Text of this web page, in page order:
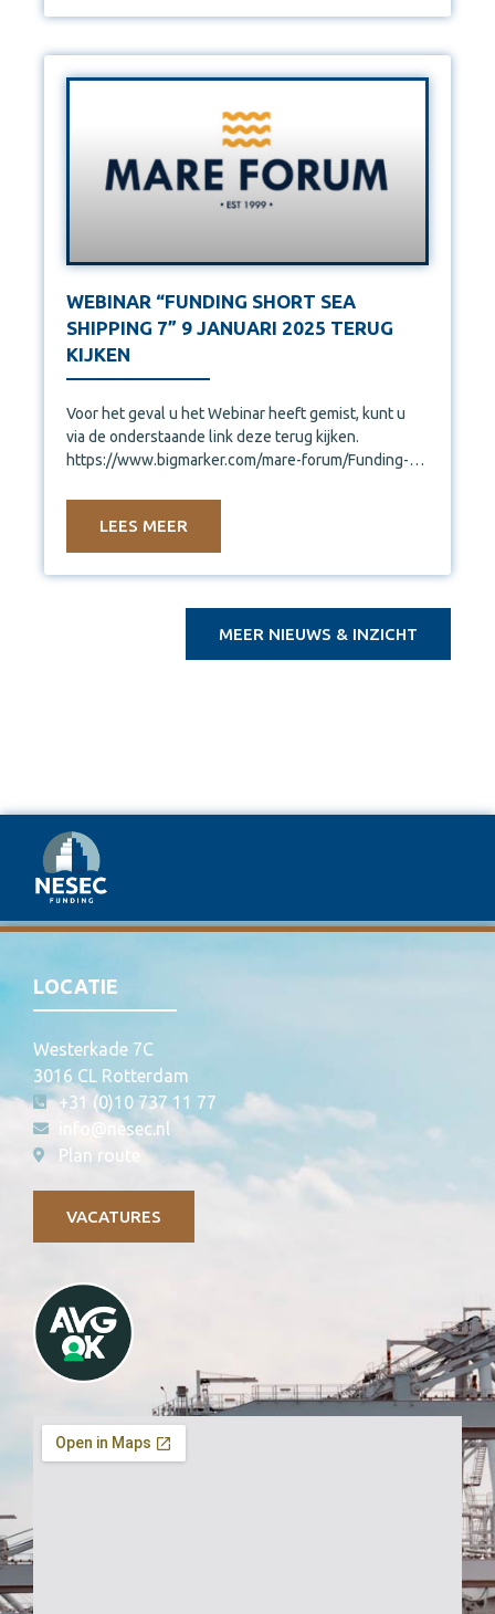
WEBINAR “FUNDING SHORT SEA
SHIPPING 7” 9 JANUARI 2025 TERUG
KIJKEN
Voor het geval u het Webinar heeft gemist, kunt u
via de onderstaande link deze terug kijken.
https://www.bigmarker.com/mare-forum/Funding-
LEES MEER
MEER NIEUWS & INZICHT
LOCATIE
Westerkade 7C
3016 CL Rotterdam
+31 (0)10 737 11 77
info@nesec.nl
Plan route
VACATURES